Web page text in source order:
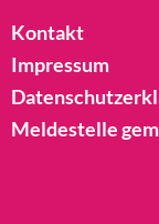
Kontakt
Impressum
Meldestelle